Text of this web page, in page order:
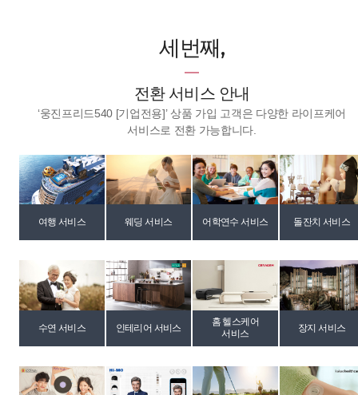
세번째,
전환 서비스 안내
‘웅진프리드540 [기업전용]’ 상품 가입 고객은 다양한 라이프케어
서비스로 전환 가능합니다.
여행 서비스 웨딩 서비스 어학연수 서비스 돌잔치 서비스
수연 서비스 인테리어 서비스
홈 헬스케어
서비스
장지 서비스